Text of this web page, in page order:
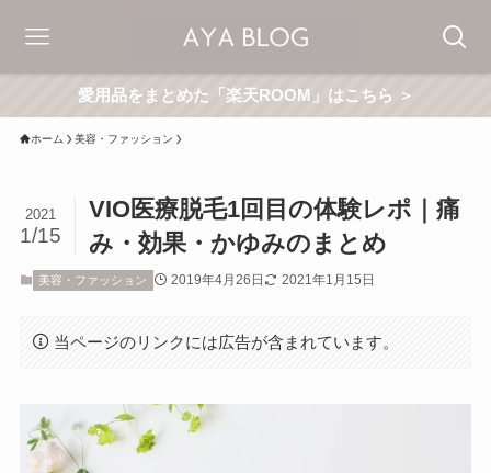
愛用品をまとめた「楽天ROOM」はこちら ＞
ホーム 美容・ファッション
VIO医療脱毛1回目の体験レポ｜痛
み・効果・かゆみのまとめ
2021
1/15
美容・ファッション 2019年4月26日 2021年1月15日
当ページのリンクには広告が含まれています。